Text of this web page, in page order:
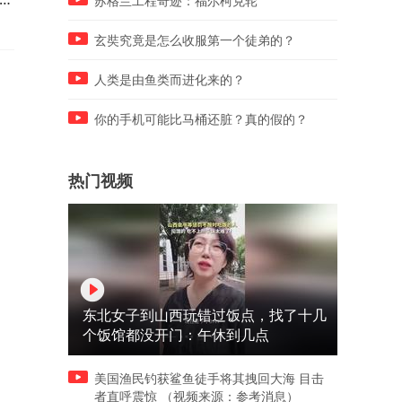
玄奘究竟是怎么收服第一个徒弟的？
人类是由鱼类而进化来的？
你的手机可能比马桶还脏？真的假的？
热门视频
东北女子到山西玩错过饭点，找了十几
个饭馆都没开门：午休到几点
美国渔民钓获鲨鱼徒手将其拽回大海 目击
者直呼震惊 （视频来源：参考消息）